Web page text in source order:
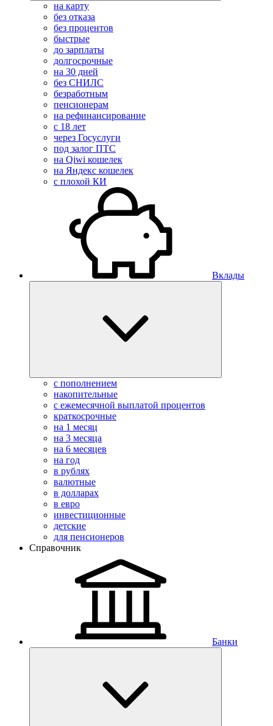
на карту
без отказа
без процентов
быстрые
до зарплаты
долгосрочные
на 30 дней
без СНИЛС
безработным
пенсионерам
на рефинансирование
с 18 лет
через Госуслуги
под залог ПТС
на Qiwi кошелек
на Яндекс кошелек
с плохой КИ
Вклады
с пополнением
накопительные
с ежемесячной выплатой процентов
краткосрочные
на 1 месяц
на 3 месяца
на 6 месяцев
на год
в рублях
валютные
в долларах
в евро
инвестиционные
детские
для пенсионеров
Справочник
Банки